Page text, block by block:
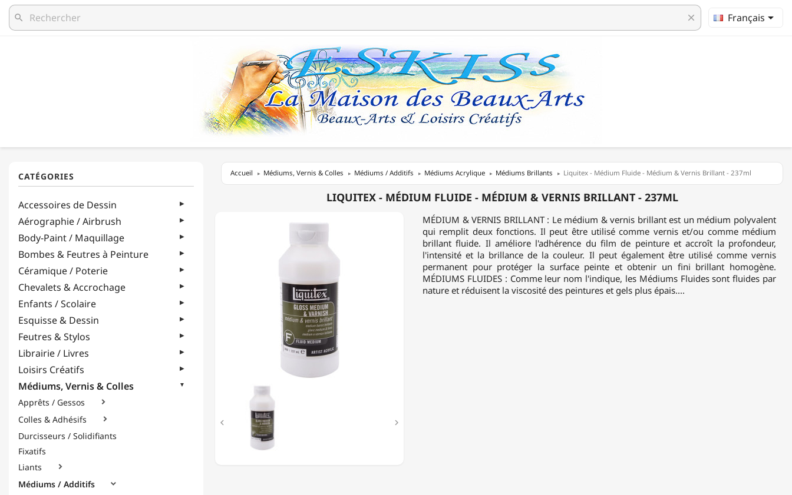
search clear Français
Accessoires de Dessin
Aérographie / Airbrush
Body-Paint / Maquillage
Bombes & Feutres à Peinture
Céramique / Poterie
Chevalets & Accrochage
Enfants / Scolaire
Esquisse & Dessin
Feutres & Stylos
Librairie / Livres
Loisirs Créatifs
Médiums, Vernis & Colles
Apprêts / Gessos 
Colles & Adhésifs 
Durcisseurs / Solidifiants
Fixatifs
Liants

Médiums / Additifs 
Accueil Médiums, Vernis & Colles Médiums / Additifs Médiums Acrylique Médiums Brillants Liquitex - Médium Fluide - Médium & Vernis Brillant - 237ml
LIQUITEX - MÉDIUM FLUIDE - MÉDIUM & VERNIS BRILLANT - 237ML
 
MÉDIUM & VERNIS BRILLANT : Le médium & vernis brillant est un médium polyvalent
qui remplit deux fonctions. Il peut être utilisé comme vernis et/ou comme médium
brillant fluide. Il améliore l'adhérence du film de peinture et accroît la profondeur,
l'intensité et la brillance de la couleur. Il peut également être utilisé comme vernis
permanent pour protéger la surface peinte et obtenir un fini brillant homogène.
MÉDIUMS FLUIDES : Comme leur nom l'indique, les Médiums Fluides sont fluides par
nature et réduisent la viscosité des peintures et gels plus épais....